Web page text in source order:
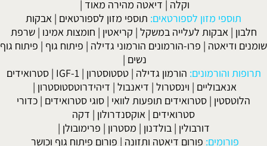
וקלה | דיאטה מהירה מאוד |
תוספי מזון לספורטאים: תוספי מזון לספורטאים | אבקות
חלבון | אבקות לעלייה במשקל | קריאטין | חומצות אמינו |שרפת
שומנים ודיאטה | פרו-הורמונים הורמוני גדילה | פיתוח גוף | פיתוח גוף
נשים |
תרופות והורמונים: הורמון גדילה |טסטוסטרון |
IGF-1
|סטרואידים
אנאבוליים | וינסטרול | דיאנבול | דיהידרוטסטוסטרון |
הלוטסטין | סטרואידים תופעות לוואי | סוגי סטרואידים | כדורי
סטרואידים | אוקסנדרולון | דקה
דורבולין | בולדנון | מסטרון | פרימובולן |
פורומים: פורום דיאטה ותזונה | פורום פיתוח גוף וכושר